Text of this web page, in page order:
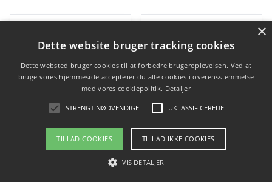
×
Dette website bruger tracking cookies
Dette websted bruger cookies til at forbedre brugeroplevelsen. Ved at
bruge vores hjemmeside accepterer du alle cookies i overensstemmelse
med vores cookiepolitik. Detaljer
STRENGT NØDVENDIGE UKLASSIFICEREDE
TILLAD COOKIES TILLAD IKKE COOKIES
VIS DETALJER